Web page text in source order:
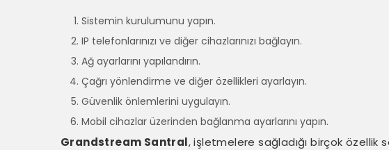
Sistemin kurulumunu yapın.
IP telefonlarınızı ve diğer cihazlarınızı bağlayın.
Ağ ayarlarını yapılandırın.
Çağrı yönlendirme ve diğer özellikleri ayarlayın.
Güvenlik önlemlerini uygulayın.
Mobil cihazlar üzerinden bağlanma ayarlarını yapın.
Grandstream Santral, işletmelere sağladığı birçok özellik